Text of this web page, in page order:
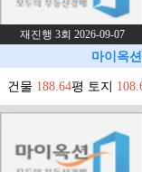
재진행 3회 2026-09-07
마이옥
건물 188.64평 토지